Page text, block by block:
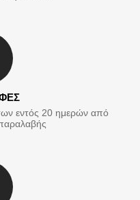
εντός 20 ημερών από